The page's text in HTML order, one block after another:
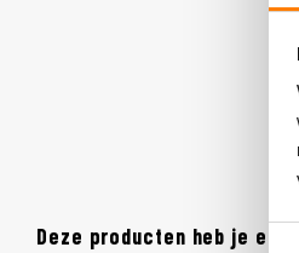
Deze producten heb je